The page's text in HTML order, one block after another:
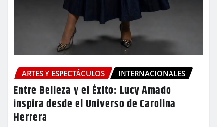
ARTES Y ESPECTÁCULOS INTERNACIONALES
Entre Belleza y el Éxito: Lucy Amado
inspira desde el Universo de Carolina
Herrera